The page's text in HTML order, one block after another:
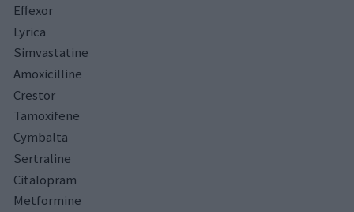
Effexor
Lyrica
Simvastatine
Amoxicilline
Crestor
Tamoxifene
Cymbalta
Sertraline
Citalopram
Metformine